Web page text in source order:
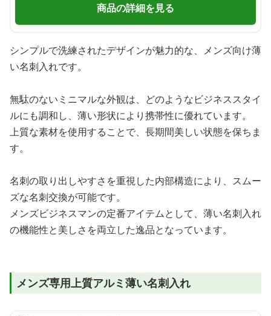
商品の詳細を見る
シンプルで洗練されたデザインが魅力的な、メンズ向け薄
い名刺入れです。
無駄のないミニマルな外観は、どのようなビジネススタイ
ルにも調和し、薄い形状により携帯性に優れています。
上質な素材を使用することで、長期間美しい状態を保ちま
す。
名刺の取り出しやすさを重視した内部構造により、スムー
ズな名刺交換が可能です。
メンズビジネスマンの定番アイテムとして、薄い名刺入れ
の機能性と美しさを両立した逸品となっています。
メンズ専用上質アルミ薄い名刺入れ